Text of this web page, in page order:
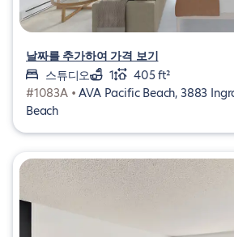
날짜를 추가하여 가격 보기
스튜디오
1
405 ft²
#1083A •AVA Pacific Beach, 3883
Beach